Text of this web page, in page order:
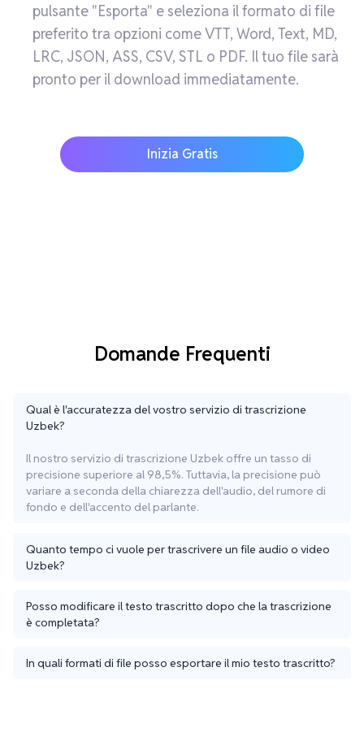
pulsante "Esporta" e seleziona il formato di file
preferito tra opzioni come VTT, Word, Text, MD,
LRC, JSON, ASS, CSV, STL o PDF. Il tuo file sarà
pronto per il download immediatamente.
Inizia Gratis
Domande Frequenti
Qual è l'accuratezza del vostro servizio di trascrizione
Uzbek?
Il nostro servizio di trascrizione Uzbek offre un tasso di
precisione superiore al 98,5%. Tuttavia, la precisione può
variare a seconda della chiarezza dell'audio, del rumore di
fondo e dell'accento del parlante.
Quanto tempo ci vuole per trascrivere un file audio o video
Uzbek?
Posso modificare il testo trascritto dopo che la trascrizione
è completata?
In quali formati di file posso esportare il mio testo trascritto?